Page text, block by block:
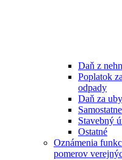
Daň z
Poplatok
odpady
Daň za
Stavebný
Ostatné
Oznámenia
pomerov